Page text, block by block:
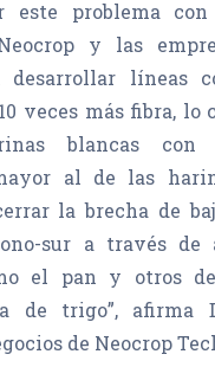
este problema
y las
desarrollar líneas
veces más fibra,
blancas con
al de las
la brecha de
sur a través de
el pan y otros
de trigo”, afirma
de Neocrop